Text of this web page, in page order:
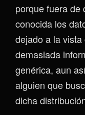
porque fuera de
conocida los
dejado a la
demasiada
genérica, aun
alguien que
dicha